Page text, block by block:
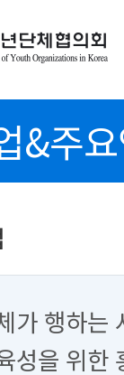
&주
가 행하는
성을 위한